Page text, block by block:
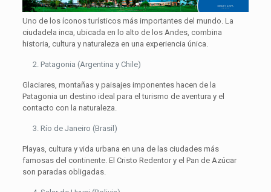
Uno de los íconos turísticos más importantes del mundo. La
ciudadela inca, ubicada en lo alto de los Andes, combina
historia, cultura y naturaleza en una experiencia única.
Patagonia (Argentina y Chile)
Glaciares, montañas y paisajes imponentes hacen de la
Patagonia un destino ideal para el turismo de aventura y el
contacto con la naturaleza.
Río de Janeiro (Brasil)
Playas, cultura y vida urbana en una de las ciudades más
famosas del continente. El Cristo Redentor y el Pan de Azúcar
son paradas obligadas.